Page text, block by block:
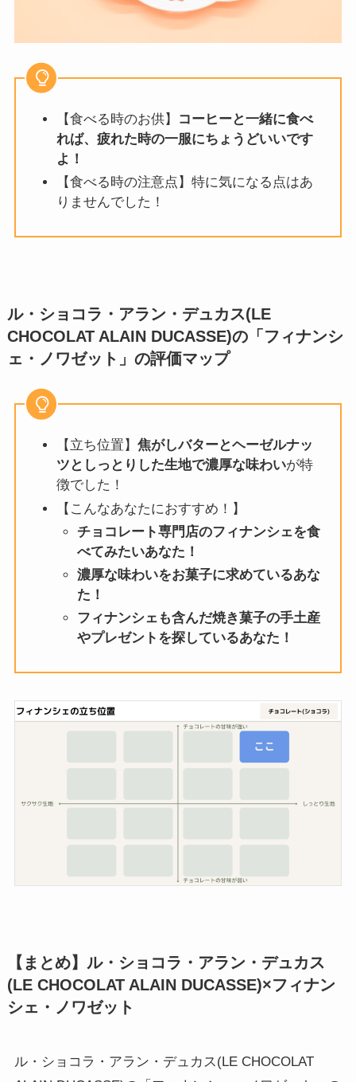
【食べる時のお供】
コーヒーと一緒に食べ
れば、疲れた時の一服にちょうどいいです
よ！
【食べる時の注意点】特に気になる点はあ
りませんでした！
ル・ショコラ・アラン・デュカス(LE
CHOCOLAT ALAIN DUCASSE)の「フィナンシ
ェ・ノワゼット」 の評価マップ
【立ち位置】 焦がしバターとヘーゼルナッ
ツとしっとりした生地で濃厚な味わいが特
徴でした！
【こんなあなたにおすすめ！】
チョコレート専門店のフィナンシェを食
べてみたいあなた！
濃厚な味わいをお菓子に求めているあな
た！
フィナンシェも含んだ焼き菓子の手土産
やプレゼントを探しているあなた！
【まとめ】 ル・ショコラ・アラン・デュカス
(LE CHOCOLAT ALAIN DUCASSE)×フィナン
シェ・ノワゼット
ル・ショコラ・アラン・デュカス(LE CHOCOLAT